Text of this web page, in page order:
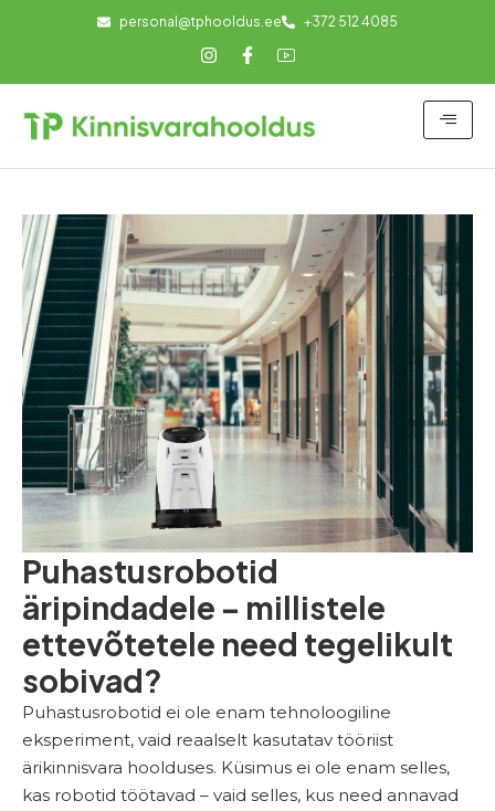
personal@tphooldus.ee +372 512 4085
Puhastusrobotid
äripindadele – millistele
ettevõtetele need tegelikult
sobivad?
Puhastusrobotid ei ole enam tehnoloogiline
eksperiment, vaid reaalselt kasutatav tööriist
ärikinnisvara hoolduses. Küsimus ei ole enam selles,
kas robotid töötavad – vaid selles, kus need annavad